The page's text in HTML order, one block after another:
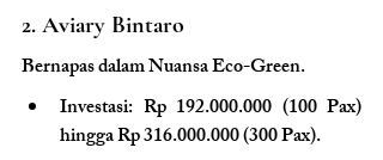
2. Aviary Bintaro
Bernapas dalam Nuansa Eco-Green.
Investasi: Rp 192.000.000 (100 Pax)
hingga Rp 316.000.000 (300 Pax).